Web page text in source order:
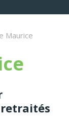
Maurice
retraités